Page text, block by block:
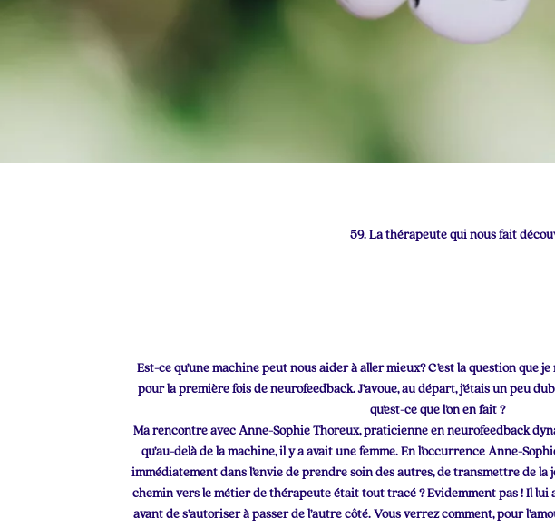
59. La thérapeute qui nous fait
Est-ce qu’une machine peut nous aider à aller mieux? C’est la question que
pour la première fois de neurofeedback. J’avoue, au départ, j’étais un peu
qu’est-ce que l’on en fait ?
Ma rencontre avec Anne-Sophie Thoreux, praticienne en neurofeedback
qu’au-delà de la machine, il y a avait une femme. En l’occurrence Anne-
immédiatement dans l’envie de prendre soin des autres, de transmettre de la
chemin vers le métier de thérapeute était tout tracé ? Evidemment pas ! Il lui
avant de s’autoriser à passer de l’autre côté. Vous verrez comment, pour